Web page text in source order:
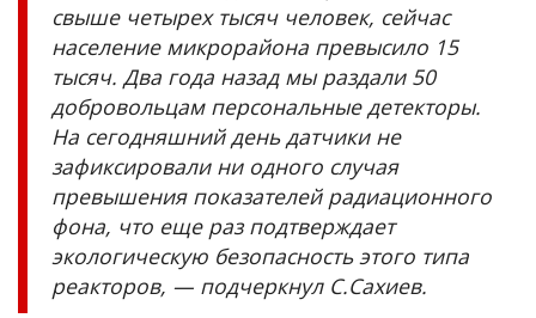
свыше четырех тысяч человек, сейчас
население микрорайона превысило 15
тысяч. Два года назад мы раздали 50
добровольцам персональные детекторы.
На сегодняшний день датчики не
зафиксировали ни одного случая
превышения показателей радиационного
фона, что еще раз подтверждает
экологическую безопасность этого типа
реакторов, — подчеркнул С.Сахиев.